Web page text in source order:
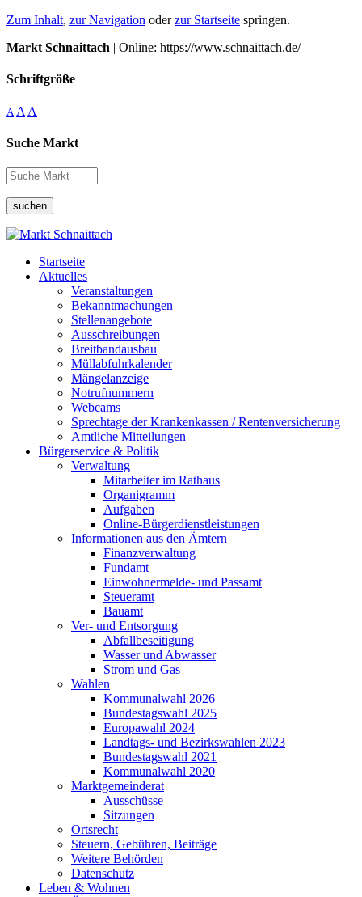
Zum Inhalt, zur Navigation oderzur Startseite springen.
Markt Schnaittach | Online: https://www.schnaittach.de/
Schriftgröße
A A A
Suche Markt
suchen
Startseite
Aktuelles
Veranstaltungen
Bekanntmachungen
Stellenangebote
Ausschreibungen
Breitbandausbau
Müllabfuhrkalender
Mängelanzeige
Notrufnummern
Webcams
Sprechtage der Krankenkassen / Rentenversicherung
Amtliche Mitteilungen
Bürgerservice & Politik
Verwaltung
Mitarbeiter im Rathaus
Organigramm
Aufgaben
Online-Bürgerdienstleistungen
Informationen aus den Ämtern
Finanzverwaltung
Fundamt
Einwohnermelde- und Passamt
Steueramt
Bauamt
Ver- und Entsorgung
Abfallbeseitigung
Wasser und Abwasser
Strom und Gas
Wahlen
Kommunalwahl 2026
Bundestagswahl 2025
Europawahl 2024
Landtags- und Bezirkswahlen 2023
Bundestagswahl 2021
Kommunalwahl 2020
Marktgemeinderat
Ausschüsse
Sitzungen
Ortsrecht
Steuern, Gebühren, Beiträge
Weitere Behörden
Datenschutz
Leben & Wohnen